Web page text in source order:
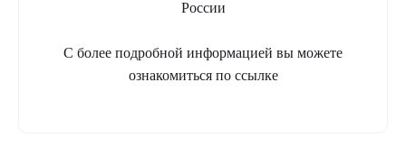
России
С более подробной информацией вы можете
ознакомиться по ссылке